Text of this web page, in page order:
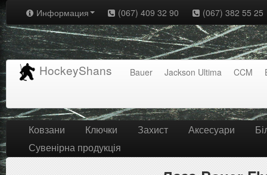
Информация (067) 409 32 90 (067) 382 55 25
HockeyShans Bauer Jackson Ultima CCM
Ковзани Ключки Захист Аксесуари
Сувенірна продукція